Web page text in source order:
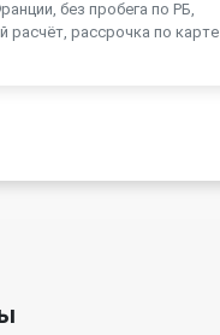
без пробега по РБ,
расчёт, рассрочка по карте